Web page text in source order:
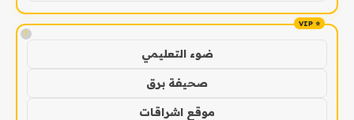
!
ضوء التعليمي
صحيفة برق
موقع اشراقات